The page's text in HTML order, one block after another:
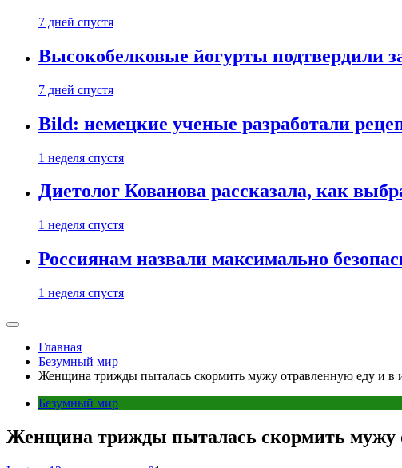
7 дней спустя
Высокобелковые йогурты подтвердили
7 дней спустя
Bild: немецкие ученые разработали
1 неделя спустя
Диетолог Кованова рассказала, как
1 неделя спустя
Россиянам назвали максимально
1 неделя спустя
Главная
Безумный мир
Женщина трижды пыталась скормить мужу отравленную еду и в
Безумный мир
Женщина трижды пыталась скормить мужу